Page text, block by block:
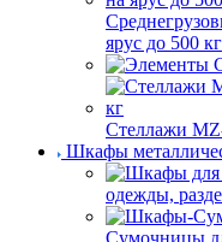
ярус до 500 кг
Стеллажи
Шкафы
одежды,
Сумочницы